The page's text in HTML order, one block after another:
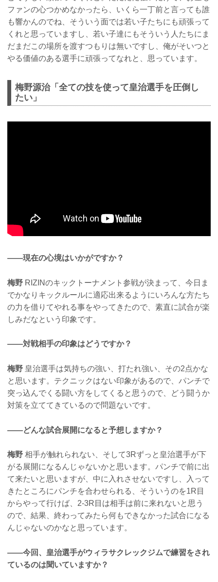
ファンの心つかめなかったら、いくら一丁前と言っても誰
も響かんのでね、そういう面では若い子たちにも頑張って
くれと思っていますし、若い子達にもそういう人たちにま
だまだこの場所を渡すつもりは無いですし、俺がそいつと
やる価値のある選手に頑張ってなれと、思っています。
梅野源治「全ての技を使って皇治選手を圧倒し
たい」
——現在の心境はいかがですか？
梅野 RIZINのキックトーナメント参戦が決まって、今日ま
でかなりキックルールに適応出来るようにいろんな方たち
の力を借りてやれる事をやってきたので、素直に試合が楽
しみだなという印象です。
——対戦相手の印象はどうですか？
梅野 皇治選手は気持ちの強い、打たれ強い、その2点かな
と思います。テクニックはない印象があるので、パンチで
突っ込んでくる闘い方をしてくると思うので、どう闘うか
対策を立ててきているので問題ないです。
——どんな試合展開になると予想しますか？
梅野 相手が触れられない、そして3Rずっと皇治選手が下
がる展開になるんじゃないかと思います。パンチで前に出
て来たいと思いますが、中に入れさせないですし、入って
きたところにパンチを合わせられる、そういうのを1R目
からやって行けば、2-3R目は相手は前に来れないと思う
ので、結果、終わってみたら何もできなかった試合になる
んじゃないのかなと思っています。
——今回、皇治選手がウィラサクレックジムで練習をされ
ているのは聞いていますか？